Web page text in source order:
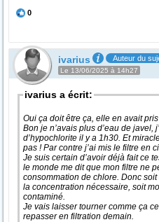
0
ivarius Auteur du
Le 13/06/2025 à 14h27
ivarius a écrit:
Oui ça doit être ça, elle en avait
Bon je n’avais plus d’eau de javel,
d’hypochlorite il y a 1h30. Et
pas ! Par contre j’ai mis le filtre en
Je suis certain d’avoir déjà fait ce
le monde me dit que mon filtre ne
consommation de chlore. Donc soit
la concentration nécessaire, soit
contaminé.
Je vais laisser tourner comme ça
repasser en filtration demain.